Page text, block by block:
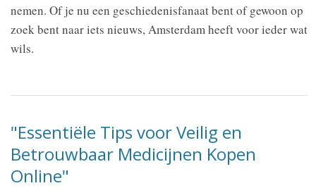
nemen. Of je nu een geschiedenisfanaat bent of gewoon op
zoek bent naar iets nieuws, Amsterdam heeft voor ieder wat
wils.
"Essentiële Tips voor Veilig en
Betrouwbaar Medicijnen Kopen
Online"